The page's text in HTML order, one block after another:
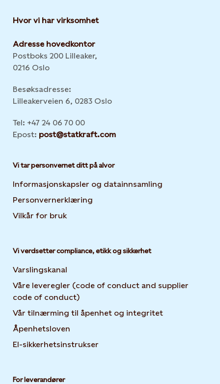
Hvor vi har virksomhet
Adresse hovedkontor
Postboks 200 Lilleaker,
0216 Oslo
Besøksadresse:
Lilleakerveien 6, 0283 Oslo
Tel: +47 24 06 70 00
Epost: post@statkraft.com
Vi tar personvernet ditt på alvor
Informasjonskapsler og datainnsamling
Personvernerklæring
Vilkår for bruk
Vi verdsetter compliance, etikk og sikkerhet
Varslingskanal
Våre leveregler (code of conduct and supplier
code of conduct)
Vår tilnærming til åpenhet og integritet
Åpenhetsloven
El-sikkerhetsinstrukser
For leverandører